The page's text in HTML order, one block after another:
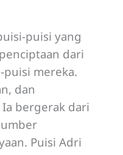
puisi yang
dari
mereka.
dan
bergerak dari
Puisi Adri